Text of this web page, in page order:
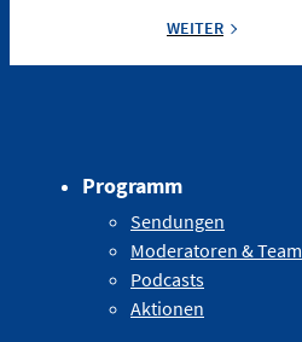
WEITER
Programm
Sendungen
Moderatoren & Team
Podcasts
Aktionen